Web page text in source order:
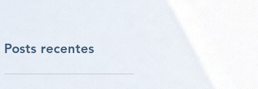
Posts recentes